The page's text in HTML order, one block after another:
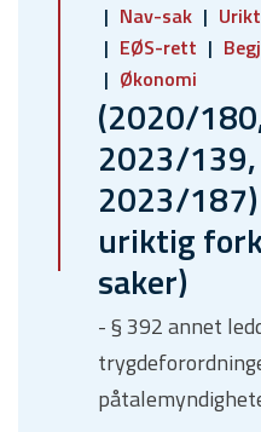
Nav-sak
EØS-rett
Økonomi
(2020/
2023/
2023/
uriktig
saker)
- § 392 annet